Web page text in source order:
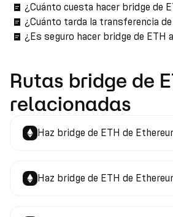
¿Cuánto cuesta hacer bridge de
¿Cuánto tarda la transferencia
¿Es seguro hacer bridge de ETH
Rutas bridge de
relacionadas
Haz bridge de ETH de
Haz bridge de ETH de